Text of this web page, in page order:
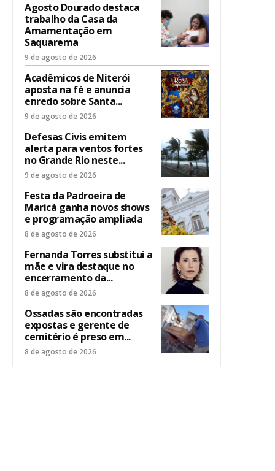
Agosto Dourado destaca
trabalho da Casa da
Amamentação em
Saquarema
9 de agosto de 2026
Acadêmicos de Niterói
aposta na fé e anuncia
enredo sobre Santa...
9 de agosto de 2026
Defesas Civis emitem
alerta para ventos fortes
no Grande Rio neste...
9 de agosto de 2026
Festa da Padroeira de
Maricá ganha novos shows
e programação ampliada
8 de agosto de 2026
Fernanda Torres substitui a
mãe e vira destaque no
encerramento da...
8 de agosto de 2026
Ossadas são encontradas
expostas e gerente de
cemitério é preso em...
8 de agosto de 2026